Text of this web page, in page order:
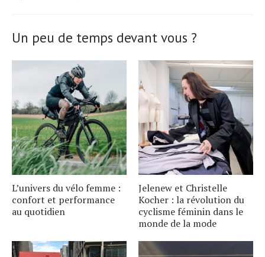
Un peu de temps devant vous ?
L’univers du vélo femme :
confort et performance
au quotidien
Jelenew et Christelle
Kocher : la révolution du
cyclisme féminin dans le
monde de la mode